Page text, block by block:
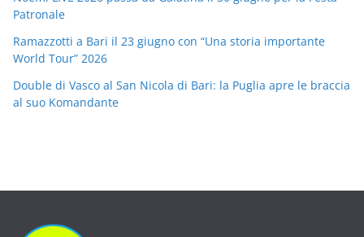
Patronale
Ramazzotti a Bari il 23 giugno con “Una storia importante
World Tour” 2026
Double di Vasco al San Nicola di Bari: la Puglia apre le braccia
al suo Komandante